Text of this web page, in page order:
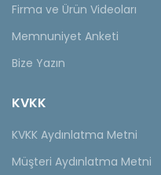
Firma ve Ürün Videoları
Memnuniyet Anketi
Bize Yazın
KVKK
KVKK Aydınlatma Metni
Müşteri Aydınlatma Metni